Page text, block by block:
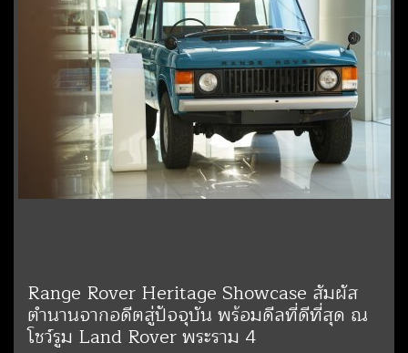
Range Rover Heritage Showcase สัมผัส
ตำนานจากอดีตสู่ปัจจุบัน พร้อมดีลที่ดีที่สุด ณ
โชว์รูม Land Rover พระราม 4